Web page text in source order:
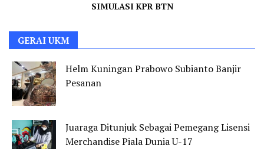
SIMULASI KPR BTN
GERAI UKM
Helm Kuningan Prabowo Subianto Banjir
Pesanan
Juaraga Ditunjuk Sebagai Pemegang Lisensi
Merchandise Piala Dunia U-17